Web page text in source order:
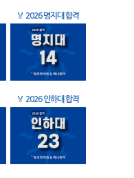
🏅 2026 명지대 합격
🏅 2026 인하대 합격